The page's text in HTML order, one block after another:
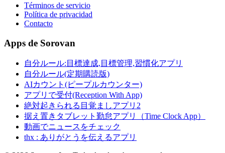
Términos de servicio
Política de privacidad
Contacto
Apps de Sorovan
自分ルール:目標達成,目標管理,習慣化アプリ
自分ルール(定期購読版)
AIカウント(ピープルカウンター)
アプリで受付(Reception With App)
絶対起きられる目覚ましアプリ2
据え置きタブレット勤怠アプリ（Time Clock App）
動画でニュースをチェック
thx : ありがとうを伝えるアプリ